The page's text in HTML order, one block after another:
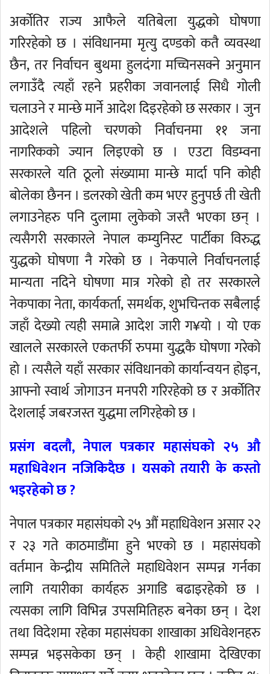
अर्कोतिर राज्य आफैले यतिबेला युद्धको घोषणा
गरिरहेको छ । संविधानमा मृत्यु दण्डको कतै व्यवस्था
छैन, तर निर्वाचन बुथमा हुलदंगा मच्चिनसक्ने अनुमान
लगाउँदै त्यहाँ रहने प्रहरीका जवानलाई सिधै गोली
चलाउने र मान्छे मार्ने आदेश दिइरहेको छ सरकार । जुन
आदेशले पहिलो चरणको निर्वाचनमा ११ जना
नागरिकको ज्यान लिइएको छ । एउटा विडम्वना
सरकारले यति ठूलो संख्यामा मान्छे मार्दा पनि कोही
बोलेका छैनन । डलरको खेती कम भएर हुनुपर्छ ती खेती
लगाउनेहरु पनि दुलामा लुकेको जस्तै भएका छन् ।
त्यसैगरी सरकारले नेपाल कम्युनिस्ट पार्टीका विरुद्ध
युद्धको घोषणा नै गरेको छ । नेकपाले निर्वाचनलाई
मान्यता नदिने घोषणा मात्र गरेको हो तर सरकारले
नेकपाका नेता, कार्यकर्ता, समर्थक, शुभचिन्तक सबैलाई
जहाँ देख्यो त्यही समात्ने आदेश जारी ग¥यो । यो एक
खालले सरकारले एकतर्फी रुपमा युद्धकै घोषणा गरेको
हो । त्यसैले यहाँ सरकार संविधानको कार्यान्वयन होइन,
आफ्नो स्वार्थ जोगाउन मनपरी गरिरहेको छ र अर्कोतिर
देशलाई जबरजस्त युद्धमा लगिरहेको छ ।
प्रसंग बदलौ, नेपाल पत्रकार महासंघको २५ औ
महाधिवेशन नजिकिदैछ । यसको तयारी के कस्तो
भइरहेको छ ?
नेपाल पत्रकार महासंघको २५ औं महाधिवेशन असार २२
र २३ गते काठमाडौंमा हुने भएको छ । महासंघको
वर्तमान केन्द्रीय समितिले महाधिवेशन सम्पन्न गर्नका
लागि तयारीका कार्यहरु अगाडि बढाइरहेको छ ।
त्यसका लागि विभिन्न उपसमितिहरु बनेका छन् । देश
तथा विदेशमा रहेका महासंघका शाखाका अधिवेशनहरु
सम्पन्न भइसकेका छन् । केही शाखामा देखिएका